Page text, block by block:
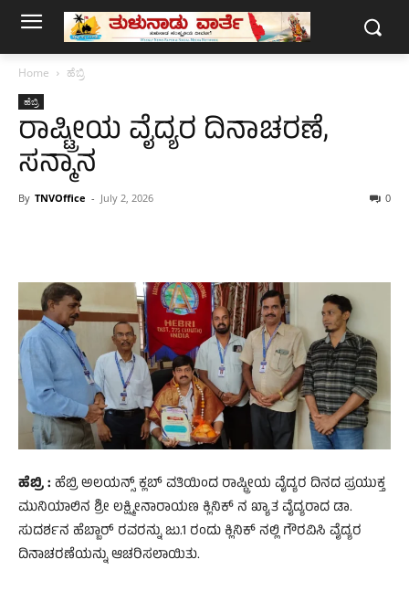
Home ಹೆಬ್ರಿ
ಹೆಬ್ರಿ
ರಾಷ್ಟ್ರೀಯ ವೈದ್ಯರ ದಿನಾಚರಣೆ,
ಸನ್ಮಾನ
By TNVOffice - July 2, 2026 0
ಹೆಬ್ರಿ : ಹೆಬ್ರಿ ಅಲಯನ್ಸ್ ಕ್ಲಬ್ ವತಿಯಿಂದ ರಾಷ್ಟ್ರೀಯ ವೈದ್ಯರ ದಿನದ ಪ್ರಯುಕ್ತ
ಮುನಿಯಾಲಿನ ಶ್ರೀ ಲಕ್ಷ್ಮೀನಾರಾಯಣ ಕ್ಲಿನಿಕ್ ನ ಖ್ಯಾತ ವೈದ್ಯರಾದ ಡಾ.
ಸುದರ್ಶನ ಹೆಬ್ಬಾರ್ ರವರನ್ನು ಜು.1 ರಂದು ಕ್ಲಿನಿಕ್ ನಲ್ಲಿ ಗೌರವಿಸಿ ವೈದ್ಯರ
ದಿನಾಚರಣೆಯನ್ನು ಆಚರಿಸಲಾಯಿತು.